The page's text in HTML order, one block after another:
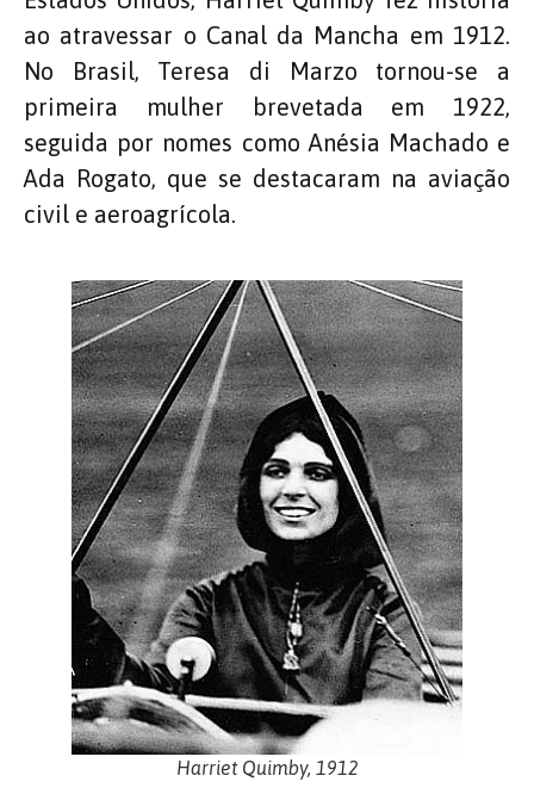
ao atravessar o Canal da Mancha em 1912.
No Brasil, Teresa di Marzo tornou-se a
primeira mulher brevetada em 1922,
seguida por nomes como Anésia Machado e
Ada Rogato, que se destacaram na aviação
civil e aeroagrícola.
Harriet Quimby, 1912